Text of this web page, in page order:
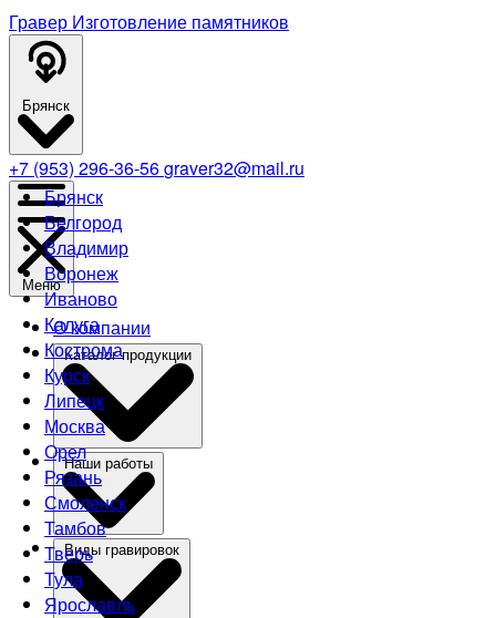
Гравер Изготовление памятников
Брянск
Брянск
Белгород
Владимир
Воронеж
Иваново
Калуга
Кострома
Курск
Липецк
Москва
Орел
Рязань
Смоленск
Тамбов
Тверь
Тула
Ярославль
+7 (953) 296-36-56graver32@mail.ru
Меню
О компании